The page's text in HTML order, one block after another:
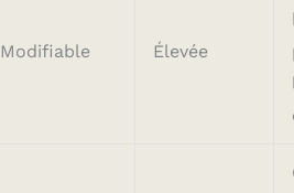
Modifiable Élevée